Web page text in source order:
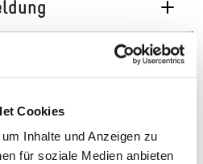
Cookies
Inhalte und Anzeigen zu
für soziale Medien anbieten